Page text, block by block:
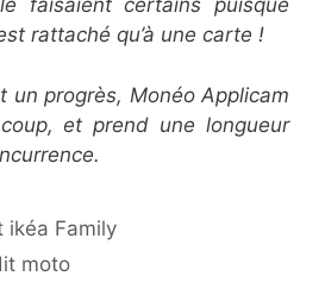
faisaient certains puisque
rattaché qu’à une carte !
un progrès, Monéo Applicam
et prend une longueur
ikéa Family
moto